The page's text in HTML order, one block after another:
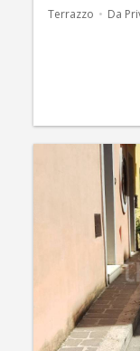
Terrazzo Da